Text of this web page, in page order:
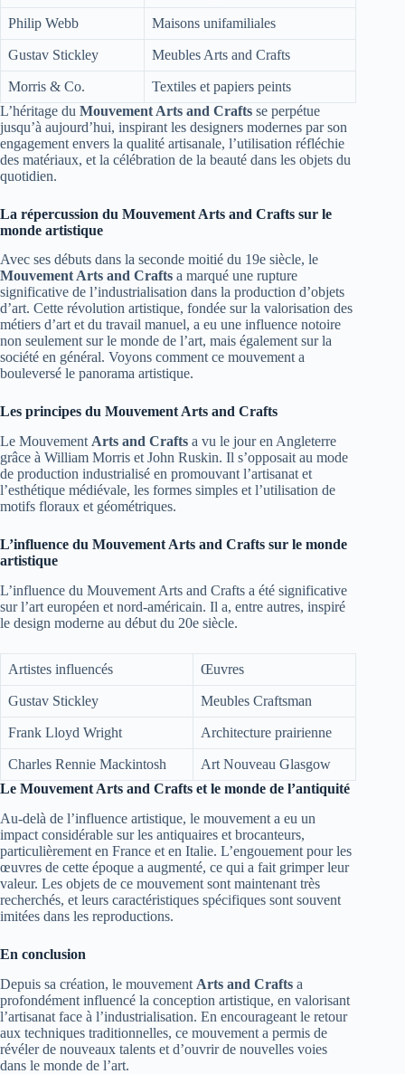
Philip Webb Maisons unifamiliales
Gustav Stickley Meubles Arts and Crafts
Morris & Co.
Textiles et papiers peints
L’héritage du Mouvement Arts and Crafts se perpétue
jusqu’à aujourd’hui, inspirant les designers modernes par son
engagement envers la qualité artisanale, l’utilisation réfléchie
des matériaux, et la célébration de la beauté dans les objets du
quotidien.
La répercussion du Mouvement Arts and Crafts sur le
monde artistique
Avec ses débuts dans la seconde moitié du 19e siècle, le
Mouvement Arts and Crafts a marqué une rupture
significative de l’industrialisation dans la production d’objets
d’art. Cette révolution artistique, fondée sur la valorisation des
métiers d’art et du travail manuel, a eu une influence notoire
non seulement sur le monde de l’art, mais également sur la
société en général. Voyons comment ce mouvement a
bouleversé le panorama artistique.
Les principes du Mouvement Arts and Crafts
Le Mouvement Arts and Crafts a vu le jour en Angleterre
grâce à William Morris et John Ruskin. Il s’opposait au mode
de production industrialisé en promouvant l’artisanat et
l’esthétique médiévale, les formes simples et l’utilisation de
motifs floraux et géométriques.
L’influence du Mouvement Arts and Crafts sur le monde
artistique
L’influence du Mouvement Arts and Crafts a été significative
sur l’art européen et nord-américain. Il a, entre autres, inspiré
le design moderne au début du 20e siècle.
Artistes influencés Œuvres
Gustav Stickley Meubles Craftsman
Frank Lloyd Wright Architecture prairienne
Charles Rennie Mackintosh
Art Nouveau Glasgow
Le Mouvement Arts and Crafts et le monde de l’antiquité
Au-delà de l’influence artistique, le mouvement a eu un
impact considérable sur les antiquaires et brocanteurs,
particulièrement en France et en Italie. L’engouement pour les
œuvres de cette époque a augmenté, ce qui a fait grimper leur
valeur. Les objets de ce mouvement sont maintenant très
recherchés, et leurs caractéristiques spécifiques sont souvent
imitées dans les reproductions.
En conclusion
Depuis sa création, le mouvement Arts and Crafts a
profondément influencé la conception artistique, en valorisant
l’artisanat face à l’industrialisation. En encourageant le retour
aux techniques traditionnelles, ce mouvement a permis de
révéler de nouveaux talents et d’ouvrir de nouvelles voies
dans le monde de l’art.